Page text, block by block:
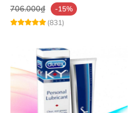
706.000₫
-15%
(831)